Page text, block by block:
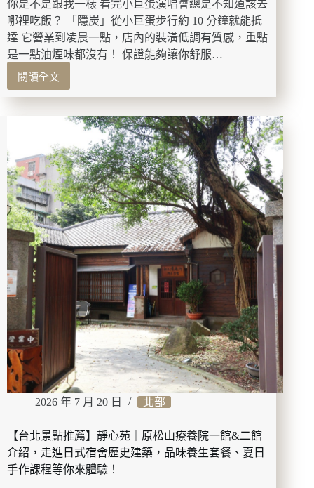
一
次
備
齊，
新
手
也
的
4
步
驟
臉
部
撥
筋
你是不是跟我一樣 看完小巨蛋演唱會總是不知道該去
哪裡吃飯？ 「隱炭」從小巨蛋步行約 10 分鐘就能抵
達 它營業到凌晨一點，店內的裝潢低調有質感，重點
是一點油煙味都沒有！ 保證能夠讓你舒服…
閱讀全文
【小
巨
食】
隱
炭
｜
台
北
質
感
酒
館，
雞
皮
仙
貝、
膽
奶
油
2026 年 7 月 20 日 北部
【台北景點推薦】靜心苑｜原松山療養院一館&二館
介紹，走進日式宿舍歷史建築，品味養生套餐、夏日
手作課程等你來體驗！